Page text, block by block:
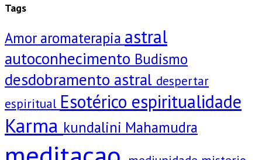
Tags
Amoraromaterapia astral
autoconhecimento Budismo
desdobramento astral despertar
espiritual Esotérico espiritualidade
Karma kundalini Mahamudra